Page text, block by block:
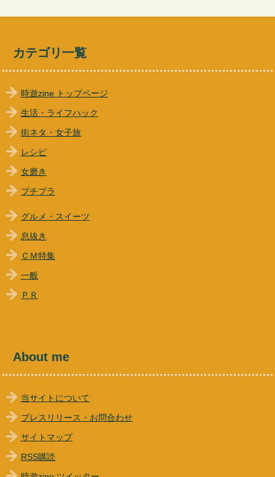
カテゴリ一覧
時遊zine トップページ
生活・ライフハック
街ネタ・女子旅
レシピ
女磨き
プチプラ
グルメ・スイーツ
息抜き
ＣＭ特集
一般
ＰＲ
About me
当サイトについて
プレスリリース・お問合わせ
サイトマップ
RSS購読